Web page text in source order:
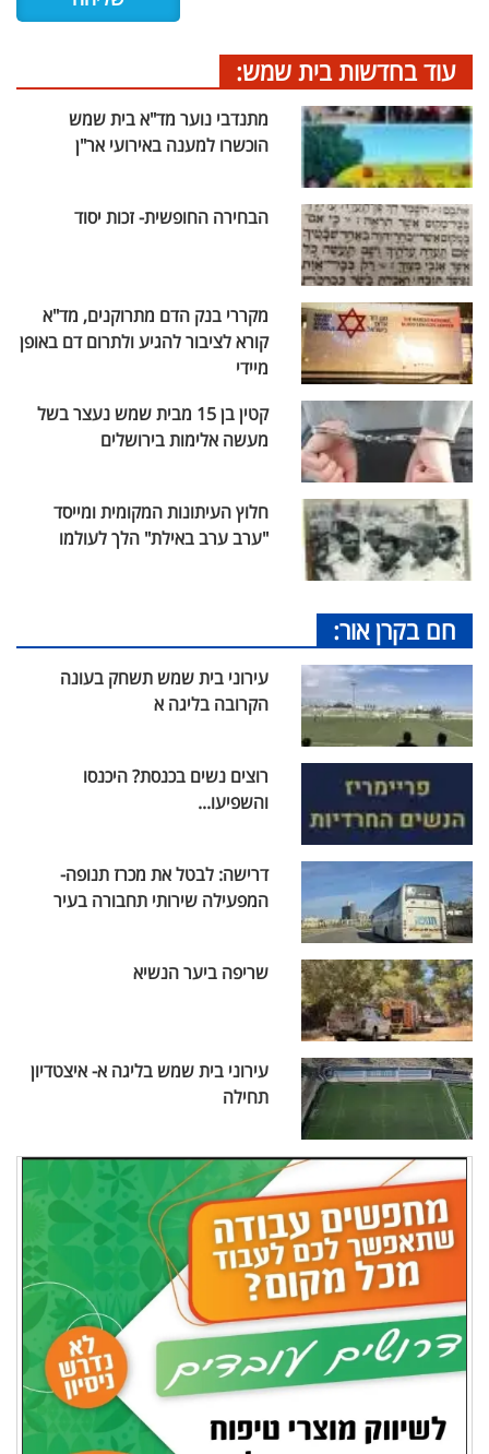
עוד בחדשות בית שמש:
מתנדבי נוער מד"א בית שמש
הוכשרו למענה באירועי אר"ן
הבחירה החופשית- זכות יסוד
מקררי בנק הדם מתרוקנים, מד"א
קורא לציבור להגיע ולתרום דם באופן
מיידי
קטין בן 15 מבית שמש נעצר בשל
מעשה אלימות בירושלים
חלוץ העיתונות המקומית ומייסד
"ערב ערב באילת" הלך לעולמו
חם בקרן אור:
עירוני בית שמש תשחק בעונה
הקרובה בליגה א
רוצים נשים בכנסת? היכנסו
והשפיעו...
דרישה: לבטל את מכרז תנופה-
המפעילה שירותי תחבורה בעיר
שריפה ביער הנשיא
עירוני בית שמש בליגה א- איצטדיון
תחילה